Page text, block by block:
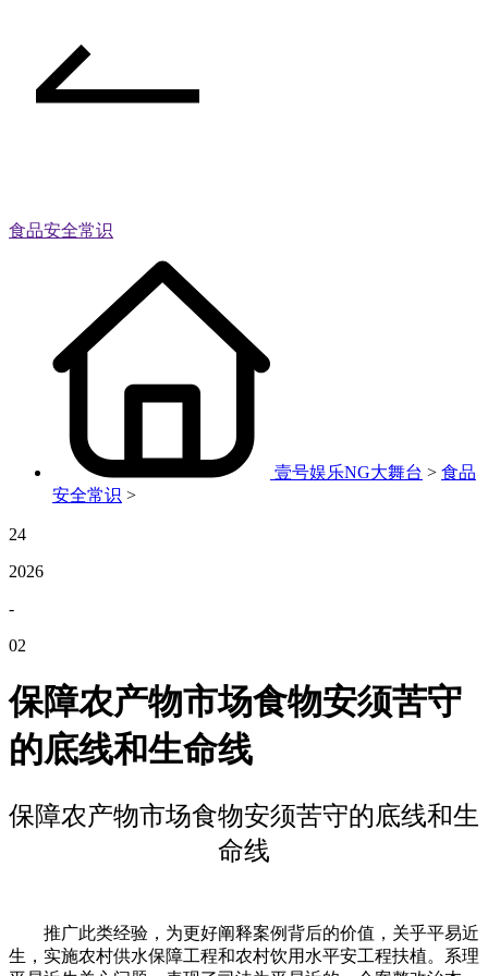
食品安全常识
壹号娱乐NG大舞台 > 食品
安全常识 >
24
2026
-
02
保障农产物市场食物安须苦守
的底线和生命线
保障农产物市场食物安须苦守的底线和生
命线
推广此类经验，为更好阐释案例背后的价值，关乎平易近
生，实施农村供水保障工程和农村饮用水平安工程扶植。系理